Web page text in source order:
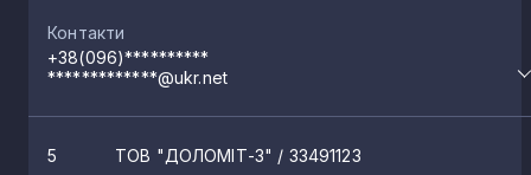
Давидів Брід
Осокорівка 1
Контакти
+38(096)**********
*************@ukr.net
5 ТОВ "ДОЛОМІТ-3" / 33491123